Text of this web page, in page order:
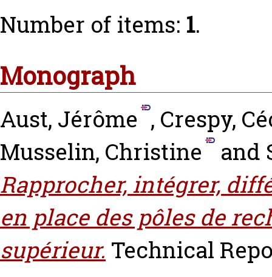
Number of items: 1.
Monograph
Aust, Jérôme , Crespy,
Musselin, Christine
and
Rapprocher, intégrer,
en place des pôles de
supérieur. Technical